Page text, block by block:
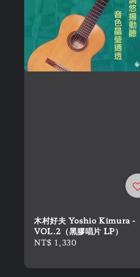
木村好夫 Yoshio Kimura -
VOL.2（黑膠唱片 LP）
Regular
NT$ 1,330